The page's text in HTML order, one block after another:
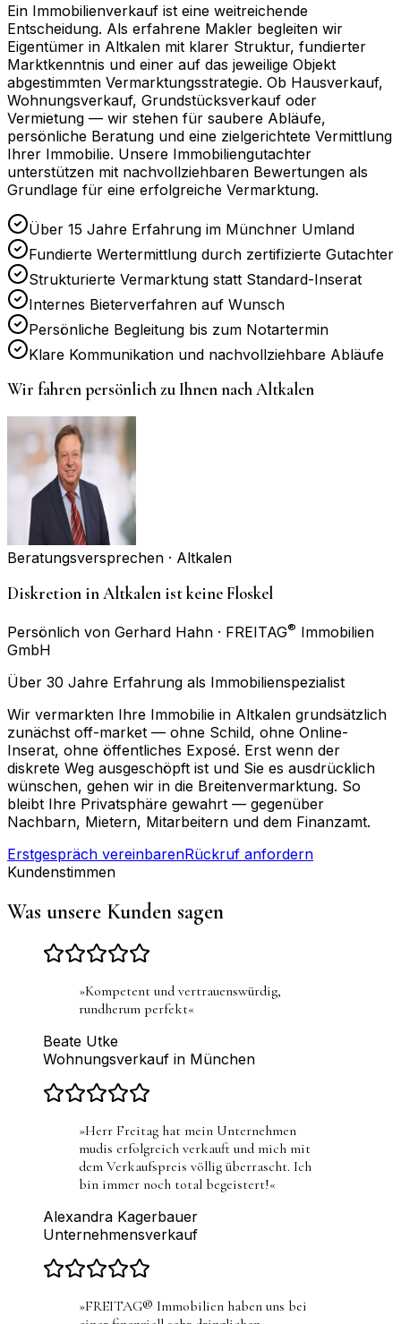
Ein Immobilienverkauf ist eine weitreichende
Entscheidung. Als erfahrene Makler begleiten wir
Eigentümer in Altkalen mit klarer Struktur, fundierter
Marktkenntnis und einer auf das jeweilige Objekt
abgestimmten Vermarktungsstrategie. Ob Hausverkauf,
Wohnungsverkauf, Grundstücksverkauf oder
Vermietung — wir stehen für saubere Abläufe,
persönliche Beratung und eine zielgerichtete Vermittlung
Ihrer Immobilie. Unsere Immobiliengutachter
unterstützen mit nachvollziehbaren Bewertungen als
Grundlage für eine erfolgreiche Vermarktung.
Über 15 Jahre Erfahrung im Münchner Umland
Fundierte Wertermittlung durch zertifizierte Gutachter
Strukturierte Vermarktung statt Standard-Inserat
Internes Bieterverfahren auf Wunsch
Persönliche Begleitung bis zum Notartermin
Klare Kommunikation und nachvollziehbare Abläufe
Wir fahren persönlich zu Ihnen nachAltkalen
Beratungsversprechen · Altkalen
Diskretion in Altkalen ist keine Floskel
Persönlich von Gerhard Hahn · FREITAG® Immobilien
GmbH
Über 30 Jahre Erfahrung als Immobilienspezialist
Wir vermarkten Ihre Immobilie in Altkalen grundsätzlich
zunächst off-market — ohne Schild, ohne Online-
Inserat, ohne öffentliches Exposé. Erst wenn der
diskrete Weg ausgeschöpft ist und Sie es ausdrücklich
wünschen, gehen wir in die Breitenvermarktung. So
bleibt Ihre Privatsphäre gewahrt — gegenüber
Nachbarn, Mietern, Mitarbeitern und dem Finanzamt.
Erstgespräch vereinbarenRückruf anfordern
Kundenstimmen
Was unsere Kunden sagen
»Kompetent und vertrauenswürdig,
rundherum perfekt«
Beate Utke
Wohnungsverkauf in München
»Herr Freitag hat mein Unternehmen
mudis erfolgreich verkauft und mich mit
dem Verkaufspreis völlig überrascht. Ich
bin immer noch total begeistert!«
Alexandra Kagerbauer
Unternehmensverkauf
»FREITAG® Immobilien haben uns bei